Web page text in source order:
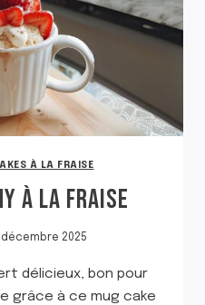
À LA FRAISE
À LA FRAISE
décembre 2025
délicieux, bon pour
grâce à ce mug cake